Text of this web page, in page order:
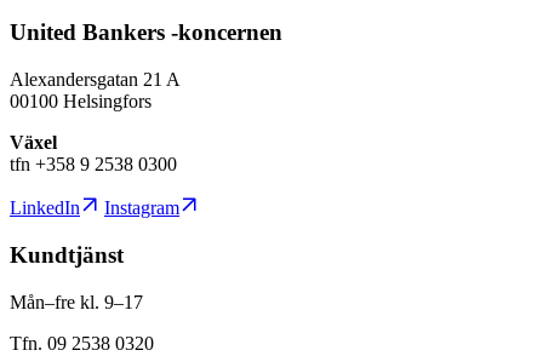
United Bankers -koncernen
Alexandersgatan 21 A
00100 Helsingfors
Växel
tfn +358 9 2538 0300
LinkedIn Instagram
Kundtjänst
Mån–fre kl. 9–17
Tfn. 09 2538 0320